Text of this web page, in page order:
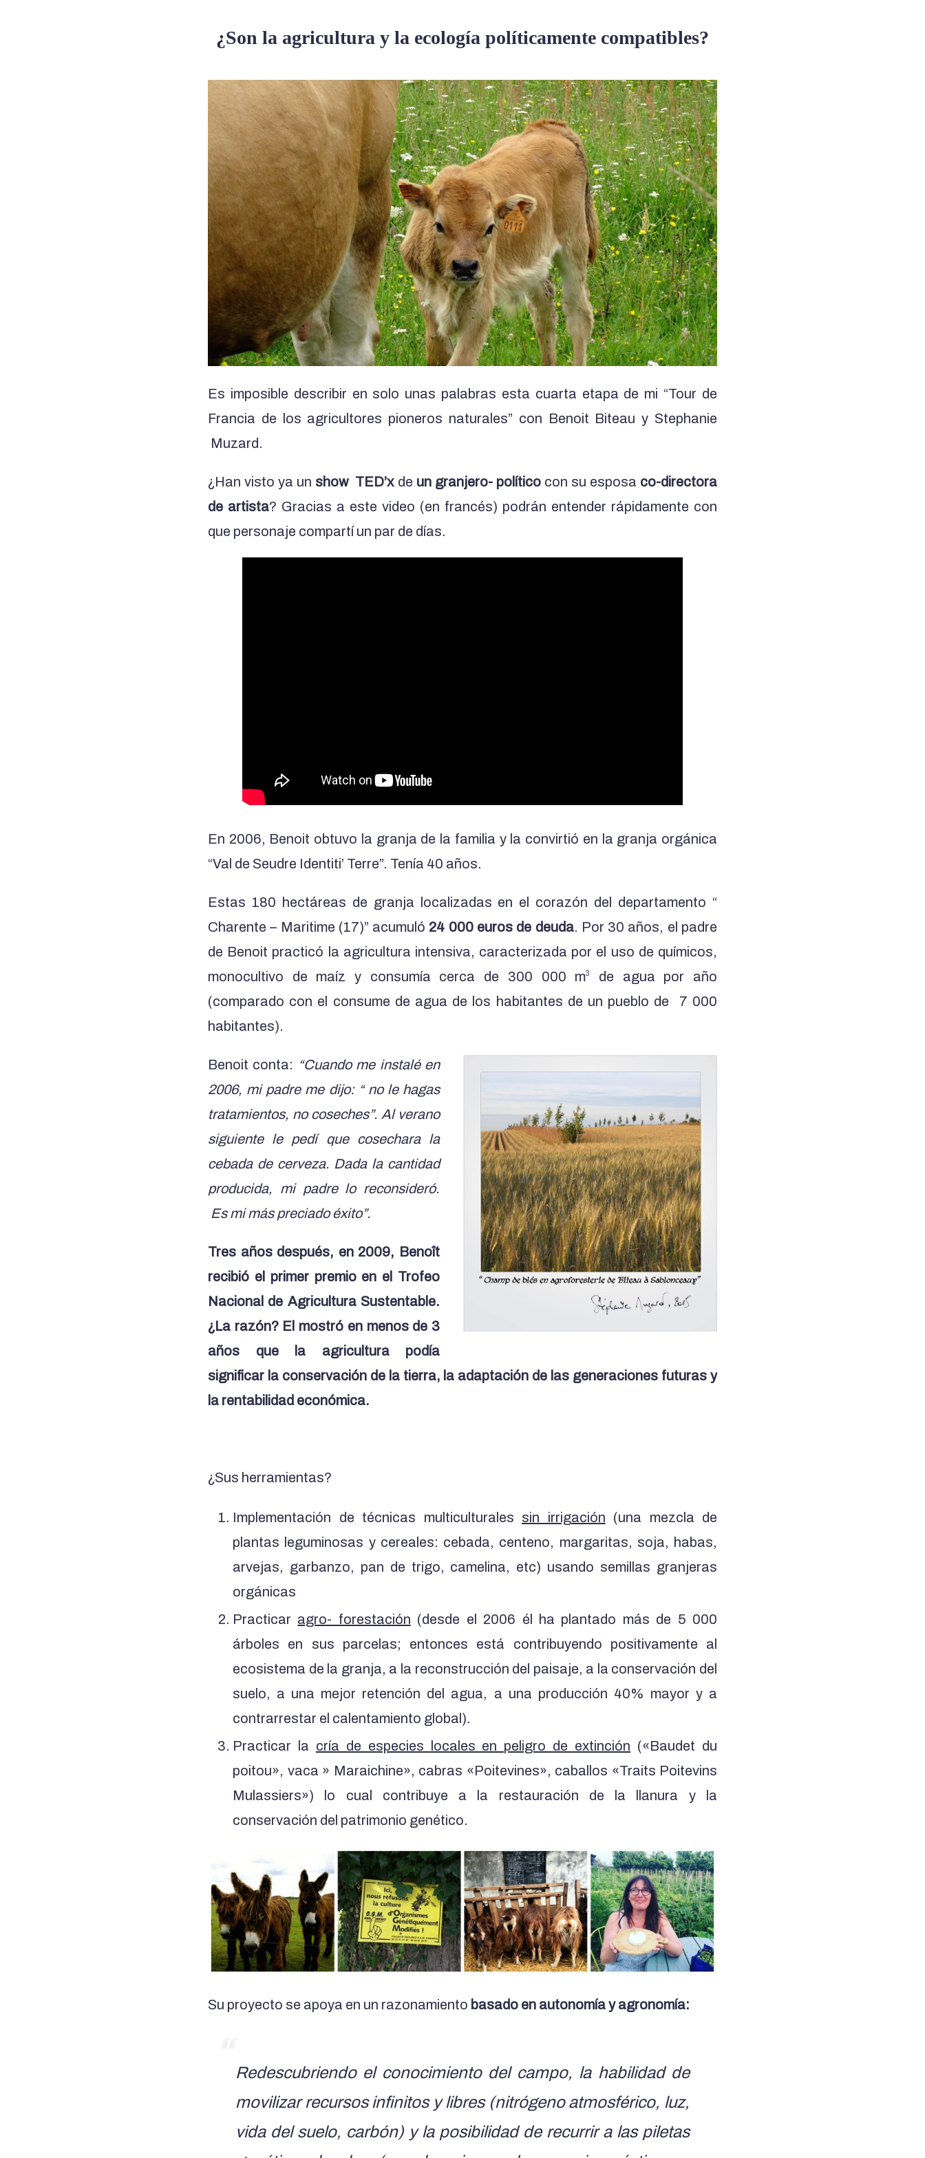
¿Son la agricultura y la ecología políticamente compatibles?
Es imposible describir en solo unas palabras esta cuarta etapa de mi “Tour de
Francia de los agricultores pioneros naturales” con Benoit Biteau y Stephanie
Muzard.
¿Han visto ya un show TED’xde un granjero- políticocon su esposa co-directora
de artista? Gracias a este video (en francés) podrán entender rápidamente con
que personaje compartí un par de días.
En 2006, Benoit obtuvo la granja de la familia y la convirtió en la granja orgánica
“Val de Seudre Identiti’ Terre”. Tenía 40 años.
Estas 180 hectáreas de granja localizadas en el corazón del departamento “
Charente – Maritime (17)” acumuló 24 000 euros de deuda. Por 30 años, el padre
de Benoit practicó la agricultura intensiva, caracterizada por el uso de químicos,
monocultivo de maíz y consumía cerca de 300 000 m3
de agua por año
(comparado con el consume de agua de los habitantes de un pueblo de 7 000
habitantes).
Benoit conta: “Cuando me instalé en
2006, mi padre me dijo: “ no le hagas
tratamientos, no coseches”. Al verano
siguiente le pedí que cosechara la
cebada de cerveza. Dada la cantidad
producida, mi padre lo reconsideró.
Es mi más preciado éxito”.
Tres años después, en 2009, Benoît
recibió el primer premio en el Trofeo
Nacional de Agricultura Sustentable.
¿La razón? El mostró en menos de 3
años que la agricultura podía
significar la conservación de la tierra, la adaptación de las generaciones futuras y
la rentabilidad económica.
¿Sus herramientas?
Implementación de técnicas multiculturales sin irrigación (una mezcla de
plantas leguminosas y cereales: cebada, centeno, margaritas, soja, habas,
arvejas, garbanzo, pan de trigo, camelina, etc) usando semillas granjeras
orgánicas
Practicar agro- forestación (desde el 2006 él ha plantado más de 5 000
árboles en sus parcelas; entonces está contribuyendo positivamente al
ecosistema de la granja, a la reconstrucción del paisaje, a la conservación del
suelo, a una mejor retención del agua, a una producción 40% mayor y a
contrarrestar el calentamiento global).
Practicar la cría de especies locales en peligro de extinción («Baudet du
poitou», vaca » Maraichine», cabras «Poitevines», caballos «Traits Poitevins
Mulassiers») lo cual contribuye a la restauración de la llanura y la
conservación del patrimonio genético.
Su proyecto se apoya en un razonamiento basado en autonomía y agronomía:
Redescubriendo el conocimiento del campo, la habilidad de
movilizar recursos infinitos y libres (nitrógeno atmosférico, luz,
vida del suelo, carbón) y la posibilidad de recurrir a las piletas